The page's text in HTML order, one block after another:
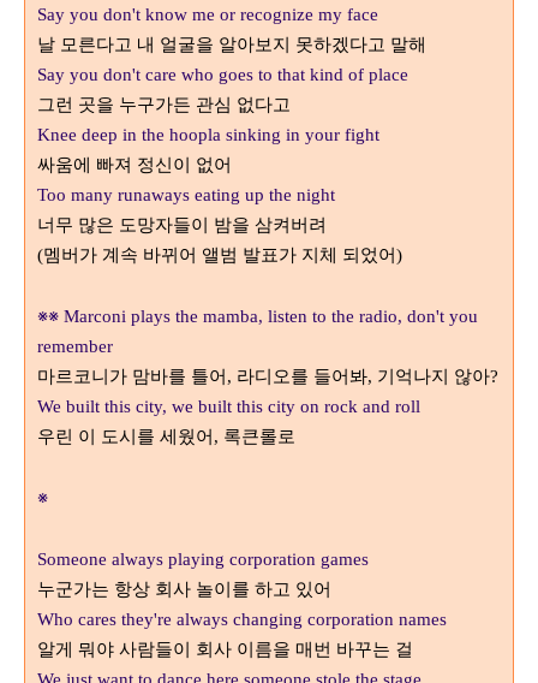
Say you don't know me or recognize my face
날 모른다고 내 얼굴을 알아보지 못하겠다고 말해
Say you don't care who goes to that kind of place
그런 곳을 누구가든 관심 없다고
Knee deep in the hoopla sinking in your fight
싸움에 빠져 정신이 없어
Too many runaways eating up the night
너무 많은 도망자들이 밤을 삼켜버려
(멤버가 계속 바뀌어 앨범 발표가 지체 되었어)
※※ Marconi plays the mamba, listen to the radio, don't you
remember
마르코니가 맘바를 틀어, 라디오를 들어봐, 기억나지 않아?
We built this city, we built this city on rock and roll
우린 이 도시를 세웠어, 록큰롤로
※
Someone always playing corporation games
누군가는 항상 회사 놀이를 하고 있어
Who cares they're always changing corporation names
알게 뭐야 사람들이 회사 이름을 매번 바꾸는 걸